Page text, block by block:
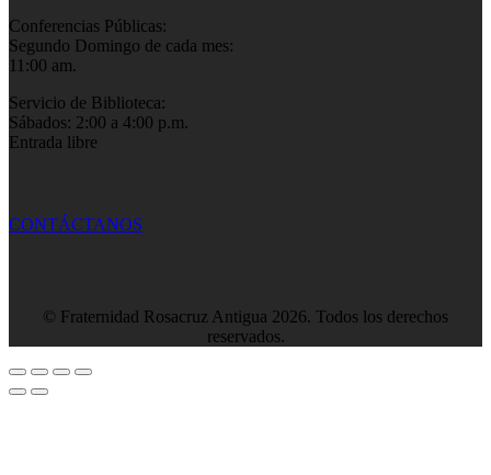
Conferencias Públicas:
Segundo Domingo de cada mes:
11:00 am.
Servicio de Biblioteca:
Sábados: 2:00 a 4:00 p.m.
Entrada libre
CONTÁCTANOS
© Fraternidad Rosacruz Antigua 2026. Todos los derechos
reservados.